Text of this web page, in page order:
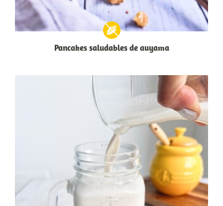
Pancakes saludables de auyama